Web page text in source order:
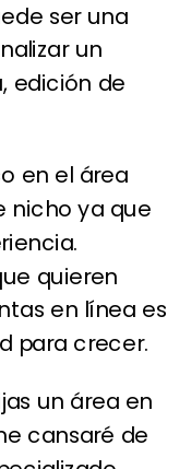
ser una
un
edición de
en el área
nicho ya que
quieren
en línea es
para crecer.
un área en
cansaré de